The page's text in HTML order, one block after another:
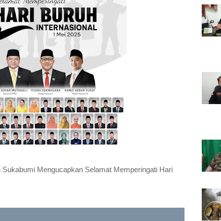
Mengucapkan Selamat Memperingati Hari